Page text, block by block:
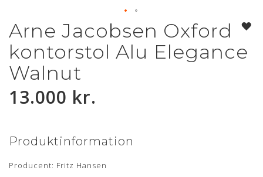
Gå
til
starten
af
billedgalleriet
Arne Jacobsen Oxford
kontorstol Alu Elegance
Walnut
13.000 kr.
Produktinformation
Producent: Fritz Hansen